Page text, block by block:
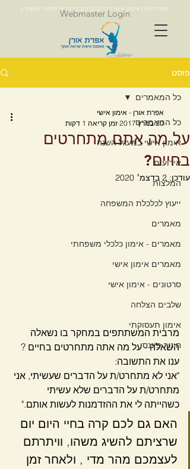
Webmaster Login
אפרת אורן אימון אישי לחיים ברחובות קרית מלאכי ואשקלון
פוסט
כל המאמרים
אימון אישי במעגל השנה
אירועים
המלצות
ייעוץ לכלכלת המשפחה
מאמרים
מאמרים - אימון כלכלי משפחתי
מאמרים אימון אישי
סרטונים - אימון אישי
שלבים הצלחה
אימון תעסוקתי
חינוך פיננסי
כל המאמרים
על מה אתם מתחרטים
בחיים?
אפרת אורן - אימון אישי
20 במרץ 2017
זמן קריאה 1 דקות
עודכן: 2 בדצמ׳ 2020
מרבית המשתתפים במחקר בו נשאלה
השאלה - על מה אתה מתחרטים בחיים ?
ענו את התשובה:
"אני לא מתחרט/ת על הדברים שעשיתי, אני
מתחרט/ת על הדברים שלא עשיתי
כשהייתה לי את ההזדמנות לעשות אותם."
האם גם לכם קרה בחיי היום יום
שרציתם להשיג משהו, וויתרתם
לעצמכם מהר מדי , ולאחר זמן